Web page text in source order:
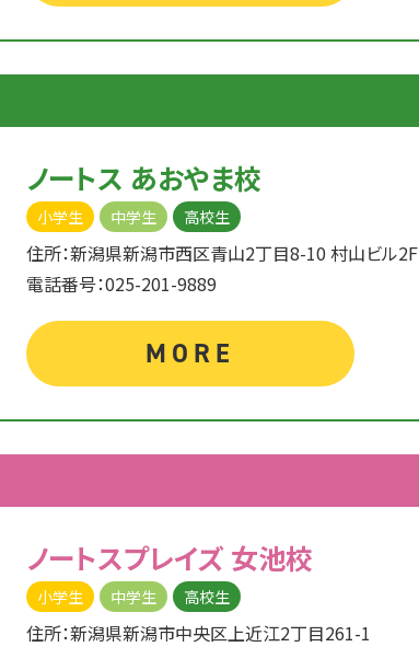
ノートス あおやま校
小学生 中学生 高校生
住所：新潟県新潟市西区青山2丁目8-10 村山ビル2F
電話番号：025-201-9889
MORE
ノートスプレイズ女池校
小学生 中学生 高校生
住所：新潟県新潟市中央区上近江2丁目261-1